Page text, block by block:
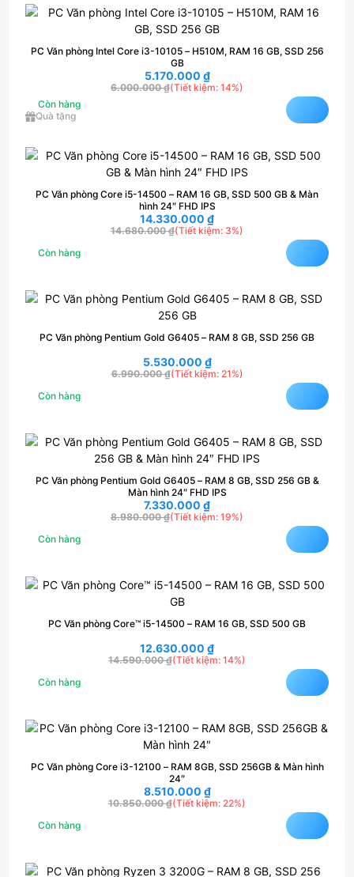
PC Văn phòng Intel Core i3-10105 – H510M, RAM 16 GB, SSD 256
GB
(Tiết kiệm: 14%)
6.000.000₫
5.170.000 ₫
Còn hàng
Quà tặng
PC Văn phòng Core i5-14500 – RAM 16 GB, SSD 500 GB & Màn
hình 24″ FHD IPS
(Tiết kiệm: 3%)
14.680.000₫
14.330.000 ₫
Còn hàng
PC Văn phòng Pentium Gold G6405 – RAM 8 GB, SSD 256 GB
(Tiết kiệm: 21%)
6.990.000₫
5.530.000 ₫
Còn hàng
PC Văn phòng Pentium Gold G6405 – RAM 8 GB, SSD 256 GB &
Màn hình 24″ FHD IPS
(Tiết kiệm: 19%)
8.980.000₫
7.330.000 ₫
Còn hàng
PC Văn phòng Core™ i5-14500 – RAM 16 GB, SSD 500 GB
(Tiết kiệm: 14%)
14.590.000₫
12.630.000 ₫
Còn hàng
PC Văn phòng Core i3-12100 – RAM 8GB, SSD 256GB & Màn hình
24″
(Tiết kiệm: 22%)
10.850.000₫
8.510.000 ₫
Còn hàng